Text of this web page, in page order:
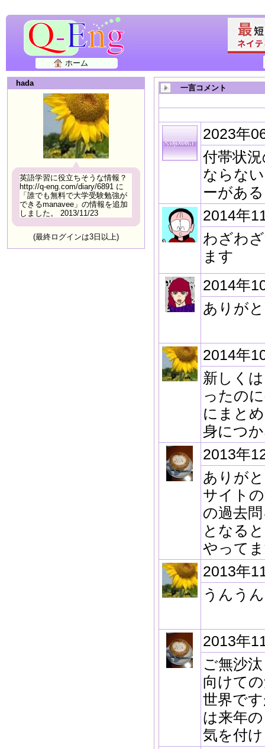
ホーム
hada
英語学習に役立ちそうな情報？
http://q-eng.com/diary/6891 に
「誰でも無料で大学受験勉強が
できるmanavee」の情報を追加
しました。 2013/11/23
(最終ログインは3日以上)
一言コメント
2023年
付帯状
ならな
ーがあ
2014年
わざわ
ます
2014年
ありが
2014年
新しく
ったの
にまと
身につ
2013年
ありが
サイト
の過去
となる
やって
2013年
うんう
2013年
ご無沙
向けて
世界で
は来年
気を付